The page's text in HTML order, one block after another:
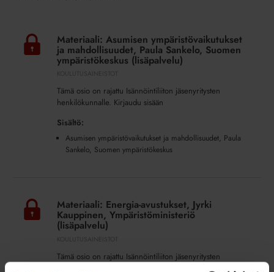
Asumisen
ympäristövaikutukset
ympäristökeskus
Materiaali: Asumisen ympäristövaikutukset
ja mahdollisuudet, Paula Sankelo, Suomen
ympäristökeskus (lisäpalvelu)
Tämä osio on rajattu Isännöintiliiton jäsenyritysten
henkilökunnalle. Kirjaudu sisään
Sisältö:
Asumisen ympäristövaikutukset ja mahdollisuudet, Paula
Sankelo, Suomen ympäristökeskus
Energia-
avustukset,
Ympäristöministeriö
(lisäpalvelu)
Materiaali: Energia-avustukset, Jyrki
Kauppinen, Ympäristöministeriö
(lisäpalvelu)
Tämä osio on rajattu Isännöintiliiton jäsenyritysten